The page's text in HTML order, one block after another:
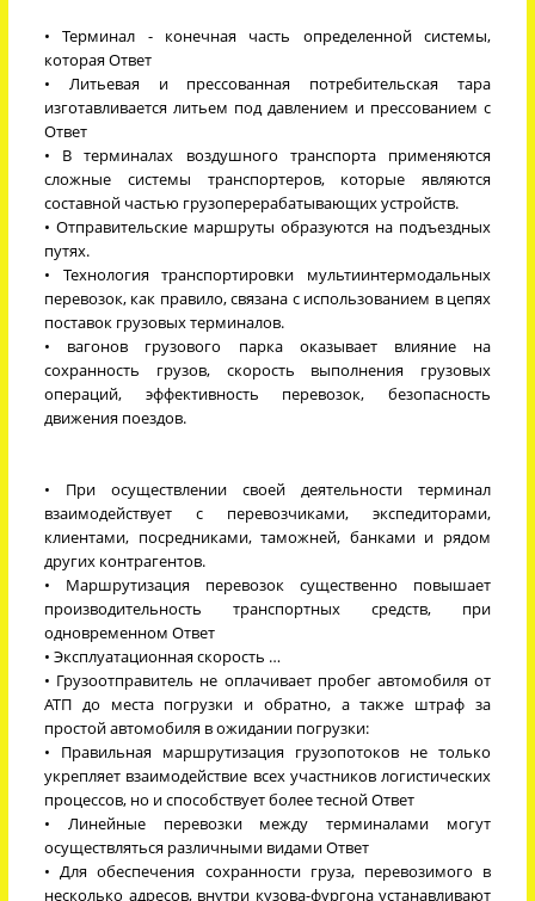
• Терминал - конечная часть определенной системы,
которая Ответ
• Литьевая и прессованная потребительская тара
изготавливается литьем под давлением и прессованием с
Ответ
• В терминалах воздушного транспорта применяются
сложные системы транспортеров, которые являются
составной частью грузоперерабатывающих устройств.
• Отправительские маршруты образуются на подъездных
путях.
• Технология транспортировки мультиинтермодальных
перевозок, как правило, связана с использованием в цепях
поставок грузовых терминалов.
• вагонов грузового парка оказывает влияние на
сохранность грузов, скорость выполнения грузовых
операций, эффективность перевозок, безопасность
движения поездов.
• При осуществлении своей деятельности терминал
взаимодействует с перевозчиками, экспедиторами,
клиентами, посредниками, таможней, банками и рядом
других контрагентов.
• Маршрутизация перевозок существенно повышает
производительность транспортных средств, при
одновременном Ответ
• Эксплуатационная скорость …
• Грузоотправитель не оплачивает пробег автомобиля от
АТП до места погрузки и обратно, а также штраф за
простой автомобиля в ожидании погрузки:
• Правильная маршрутизация грузопотоков не только
укрепляет взаимодействие всех участников логистических
процессов, но и способствует более тесной Ответ
• Линейные перевозки между терминалами могут
осуществляться различными видами Ответ
• Для обеспечения сохранности груза, перевозимого в
несколько адресов, внутри кузова-фургона устанавливают